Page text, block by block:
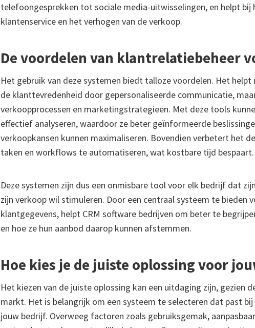
telefoongesprekken tot sociale media-uitwisselingen, en helpt bij
klantenservice en het verhogen van de verkoop.
De voordelen van klantrelatiebeheer
Het gebruik van deze systemen biedt talloze voordelen. Het
de klanttevredenheid door gepersonaliseerde communicatie,
verkoopprocessen en marketingstrategieën. Met deze tools
effectief analyseren, waardoor ze beter geïnformeerde
verkoopkansen kunnen maximaliseren. Bovendien verbetert het
taken en workflows te automatiseren, wat kostbare tijd bespaart.
Deze systemen zijn dus een onmisbare tool voor elk bedrijf dat
zijn verkoop wil stimuleren. Door een centraal systeem te bieden
klantgegevens, helpt CRM software bedrijven om beter te
en hoe ze hun aanbod daarop kunnen afstemmen.
Hoe kies je de juiste oplossing voor
Het kiezen van de juiste oplossing kan een uitdaging zijn, gezien
markt. Het is belangrijk om een systeem te selecteren dat past
jouw bedrijf. Overweeg factoren zoals gebruiksgemak,